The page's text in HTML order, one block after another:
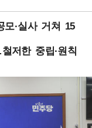
·실사 거쳐 15
저한 중립·원칙